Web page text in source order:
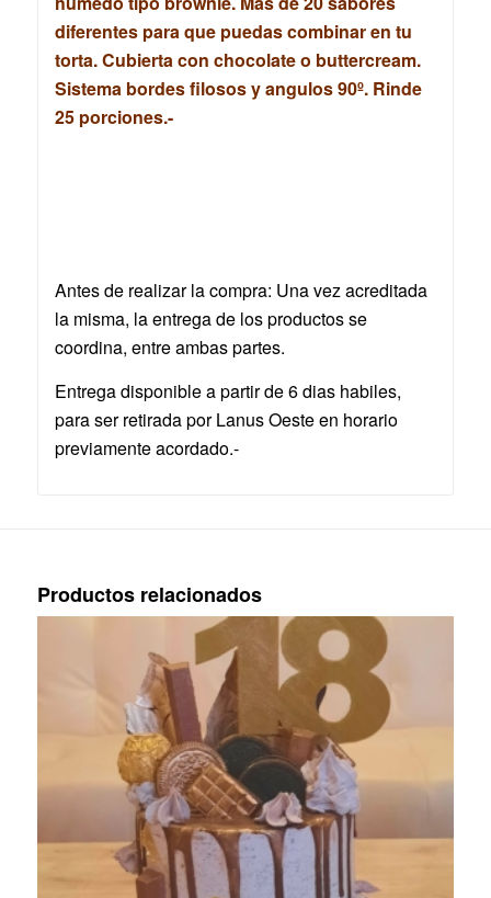
diferentes para que puedas combinar en tu
torta. Cubierta con chocolate o buttercream.
Sistema bordes filosos y angulos 90º. Rinde
25 porciones.-
Antes de realizar la compra: Una vez acreditada
la misma, la entrega de los productos se
coordina, entre ambas partes.
Entrega disponible a partir de 6 dias habiles,
para ser retirada por Lanus Oeste en horario
previamente acordado.-
Productos relacionados